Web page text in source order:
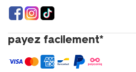
payez facilement*